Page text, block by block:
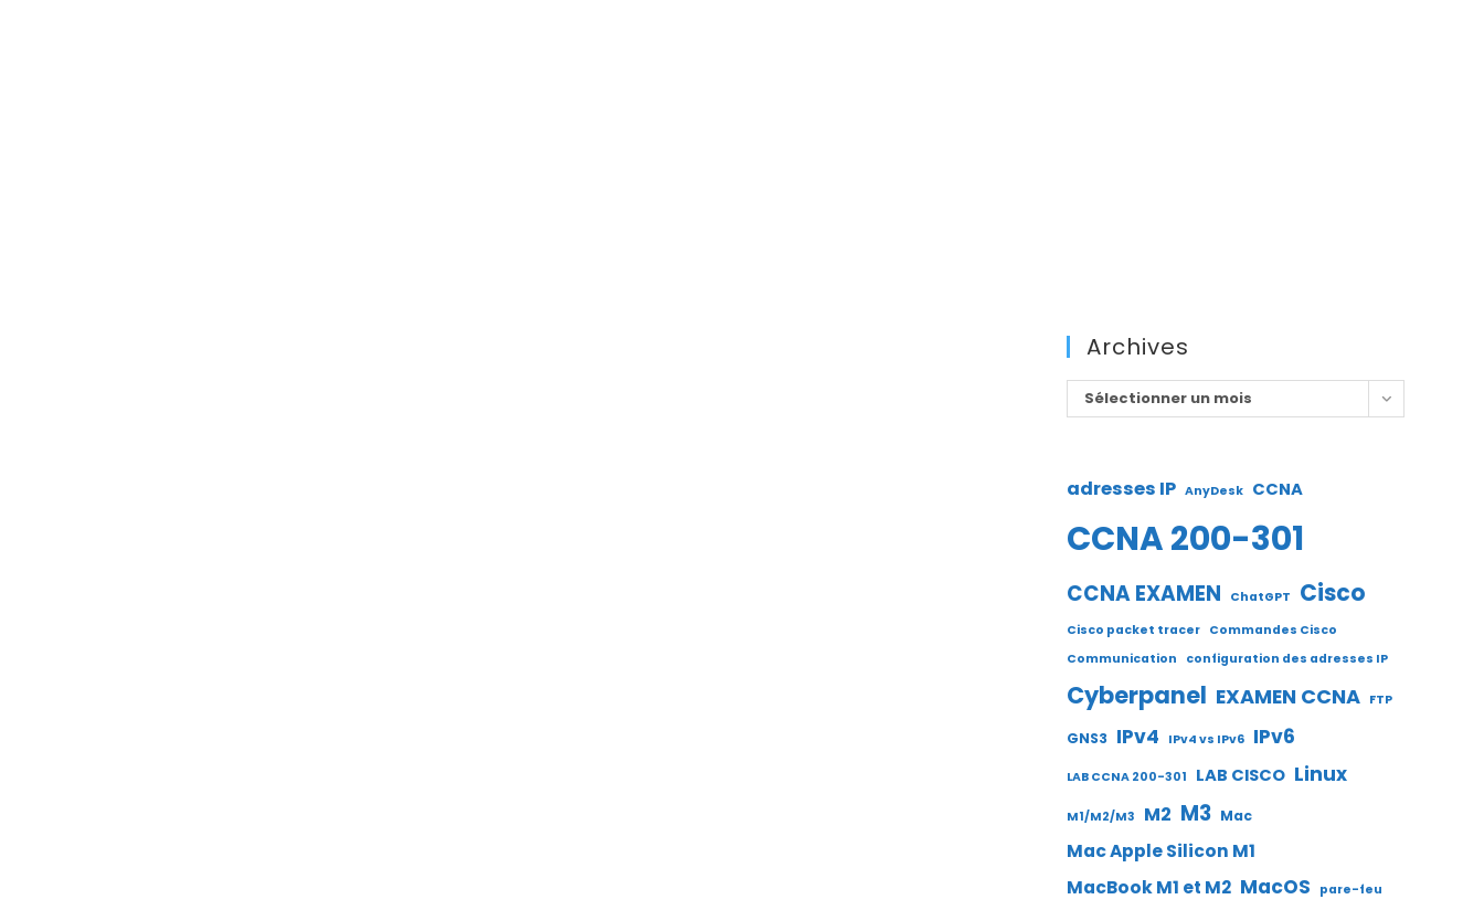
Archives
Archives
Sélectionner un mois
adresses IP AnyDesk CCNA
CCNA 200-301
CCNA EXAMEN ChatGPT Cisco
Cisco packet tracer Commandes Cisco
Communication
configuration des adresses IP
Cyberpanel EXAMEN CCNA FTP
GNS3 IPv4 IPv4 vs IPv6 IPv6
LAB CCNA 200-301 LAB CISCO Linux
M1/M2/M3 M2 M3 Mac
Mac Apple Silicon M1
MacBook M1 et M2 MacOS pare-feu